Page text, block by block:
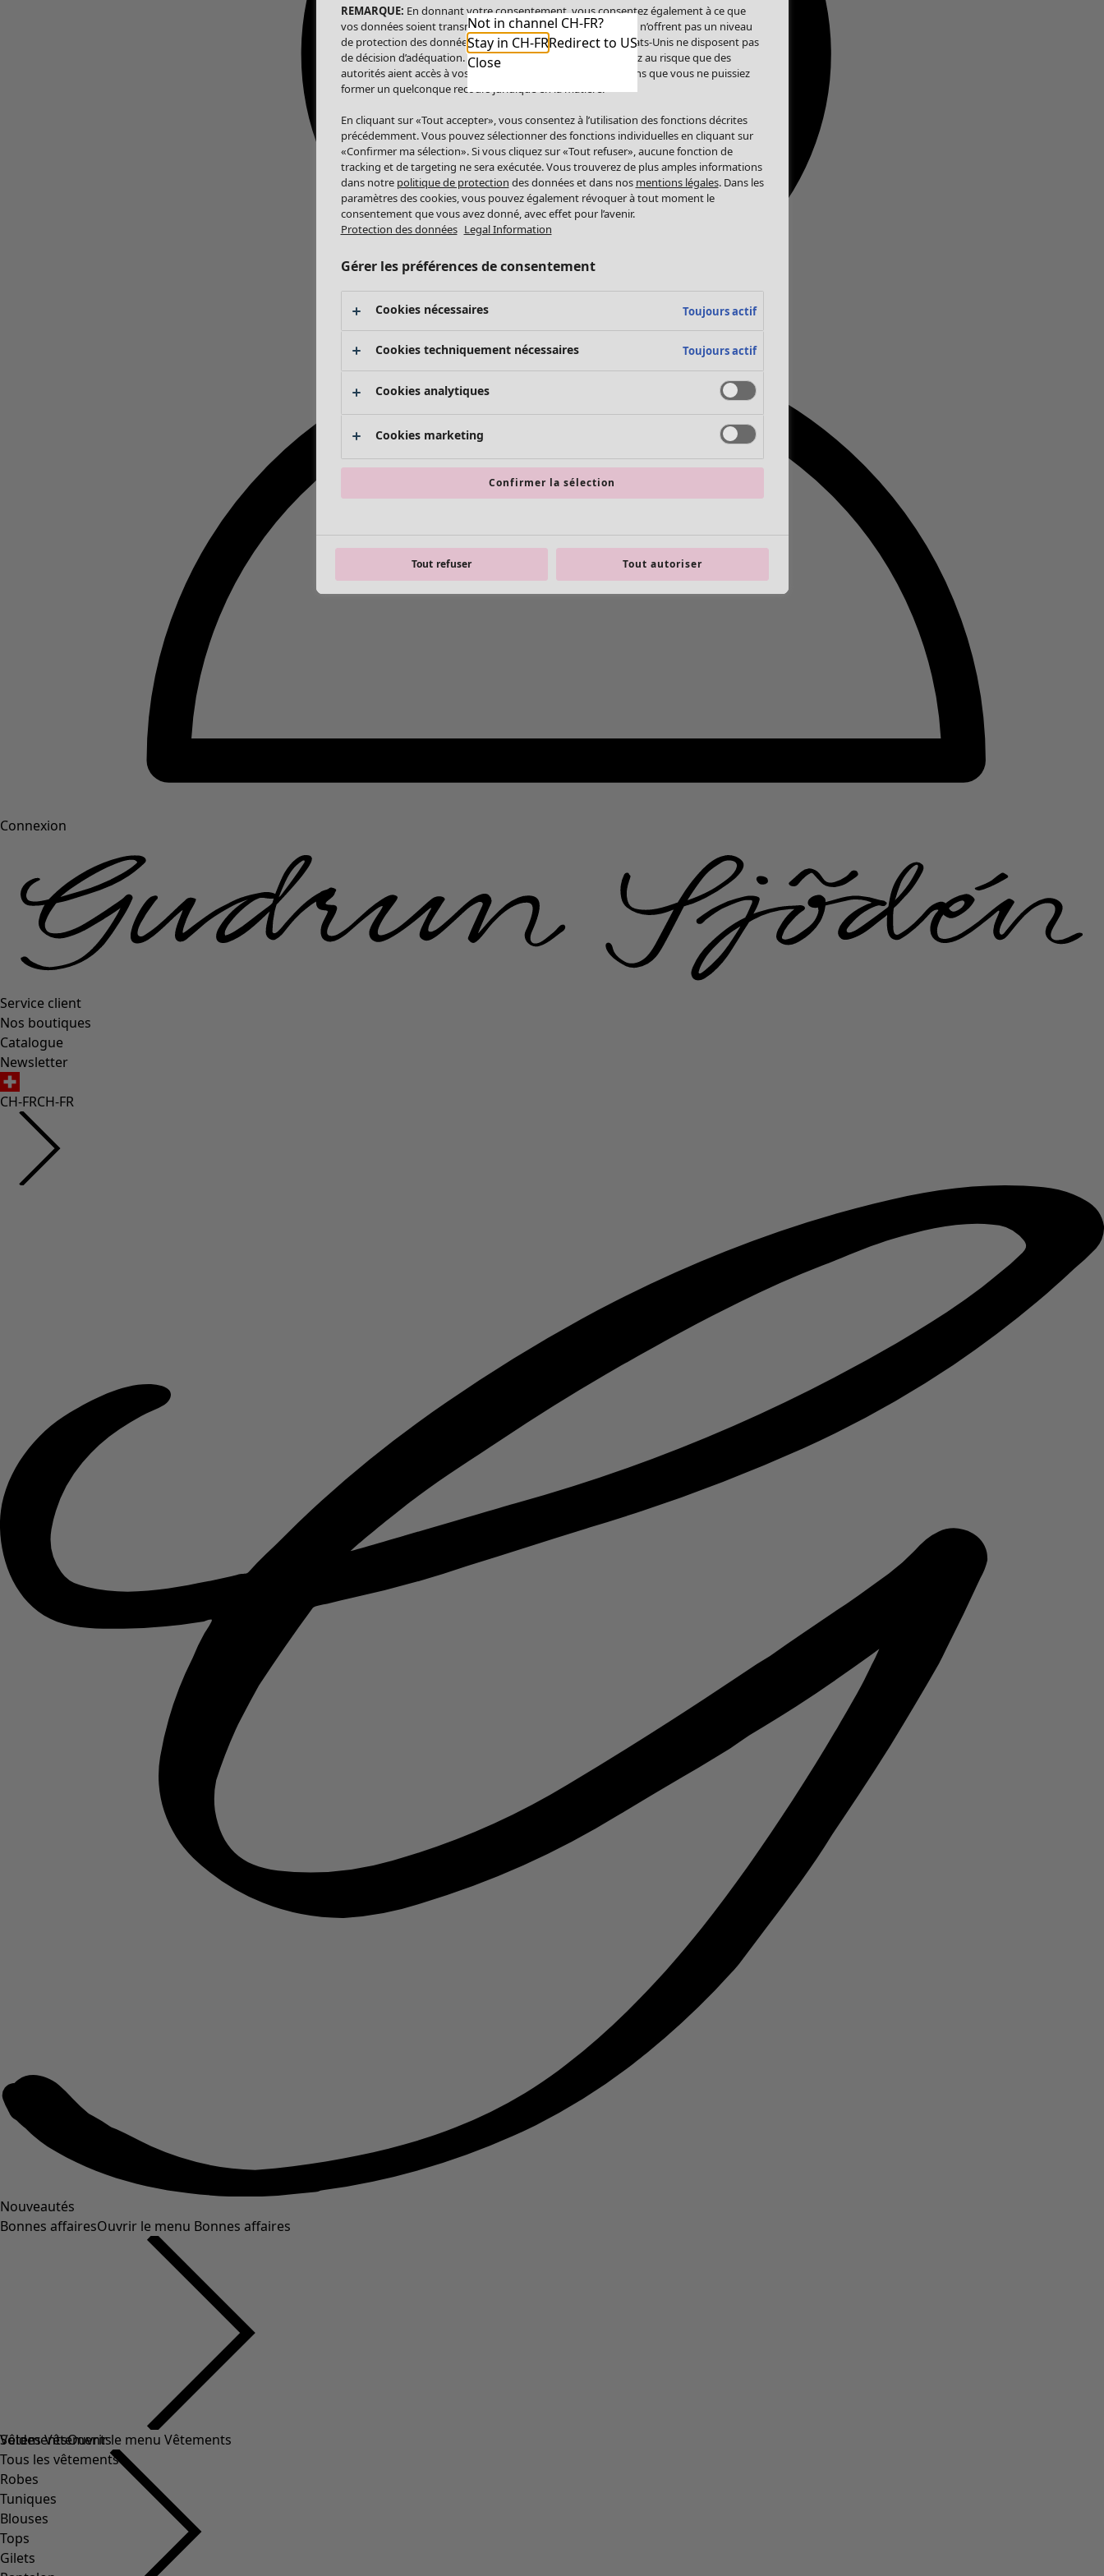
Connexion
Service client
Nos boutiques
Catalogue
Newsletter
CH-FRCH-FR
Nouveautés
Bonnes affairesOuvrir le menu Bonnes affaires
Soldes Vêtements
Tous les vêtements
Robes
Tuniques
Blouses
Tops
Gilets
VêtementsOuvrir le menu Vêtements
Not in channel CH-FR?
Stay in CH-FRRedirect to US
Close
REMARQUE: En donnant votre consentement, vous consentez également à ce que
vos données soient transmises aux États-Unis. Les États-Unis n’offrent pas un niveau
de protection des données comparable à celui de l’UE. Les États-Unis ne disposent pas
de décision d’adéquation. Par conséquent, vous vous exposez au risque que des
autorités aient accès à vos données à caractère personnel sans que vous ne puissiez
former un quelconque recours juridique en la matière.
En cliquant sur «Tout accepter», vous consentez à l’utilisation des fonctions décrites
précédemment. Vous pouvez sélectionner des fonctions individuelles en cliquant sur
«Confirmer ma sélection». Si vous cliquez sur «Tout refuser», aucune fonction de
tracking et de targeting ne sera exécutée. Vous trouverez de plus amples informations
dans notre politique de protection des données et dans nos mentions légales. Dans les
paramètres des cookies, vous pouvez également révoquer à tout moment le
consentement que vous avez donné, avec effet pour l’avenir.
Protection des données Legal Information
Gérer les préférences de consentement
Cookies nécessaires Toujours actif
Cookies techniquement nécessaires Toujours actif
Cookies analytiques
Cookies marketing
Confirmer la sélection
Tout refuser Tout autoriser